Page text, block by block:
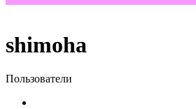
shimoha
Пользователи